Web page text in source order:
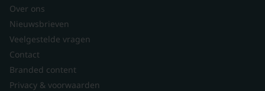
Over ons
Nieuwsbrieven
Veelgestelde vragen
Contact
Branded content
Privacy & voorwaarden